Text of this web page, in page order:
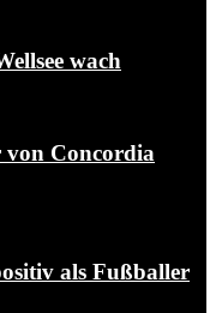
wach
von Concordia
als Fußballer